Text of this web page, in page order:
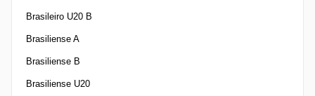
Brasileiro U20 B
Brasiliense A
Brasiliense B
Brasiliense U20